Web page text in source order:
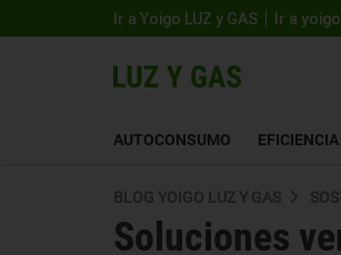
Ir a Yoigo LUZ y GAS Ir a
AUTOCONSUMO
BLOG YOIGO LUZ Y GAS
Soluciones